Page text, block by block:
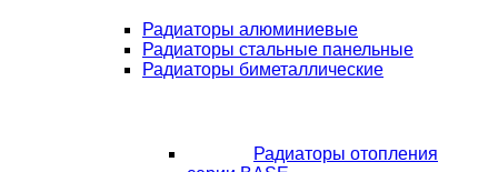
Радиаторы алюминиевые
Радиаторы стальные панельные
Радиаторы биметаллические
Радиаторы отопления